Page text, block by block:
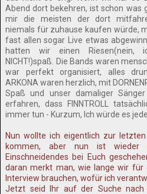
Abend dort bekehren, ist schon was
mir die meisten der dort
niemals für zuhause kaufen würde,
fast allen sogar Live etwas
hatten wir einen Riesen(nein,
NICHT!)spaß. Die Bands waren
war perfekt organisiert, alles
ARKONA waren herzlich, mit
Spaß und unser damaliger
erfahren, dass FINNTROLL
immer tun - Kurzum, Ich würde es
Nun wollte ich eigentlich zur letzten
kommen, aber nun ist wieder
Einschneidendes bei Euch
daran merkt man, wie lange wir für
Interview brauchen, wofür ich
Jetzt seid Ihr auf der Suche nach